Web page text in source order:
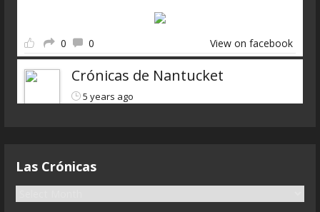
0 0 View on facebook
Crónicas de Nantucket
5 years ago
parte-3-liarla-parda-audios-
mp3_rf_68083323_1.html
Las Crónicas